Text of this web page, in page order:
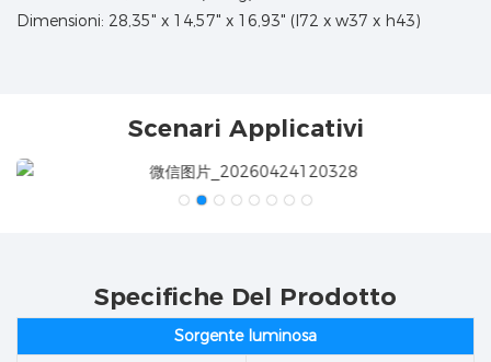
Dimensioni: 28,35" x 14,57" x 16,93" (l72 x w37 x h43)
Scenari Applicativi
Specifiche Del Prodotto
Sorgente luminosa